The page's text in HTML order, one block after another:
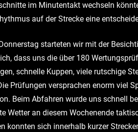
im Minutentakt wechseln
auf der Strecke eine
starteten wir mit der
dass uns die über 180
schnelle Kuppen, viele rutschige
Prüfungen versprachen enorm viel
Beim Abfahren wurde uns schnell
Wetter an diesem Wochenende
konnten sich innerhalb kurzer